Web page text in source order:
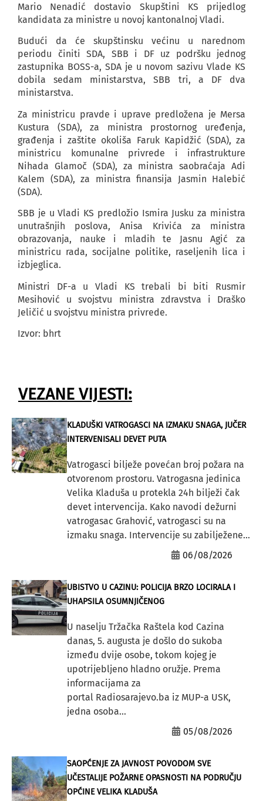
Mario Nenadić dostavio Skupštini KS prijedlog
kandidata za ministre u novoj kantonalnoj Vladi.
Budući da će skupštinsku većinu u narednom
periodu činiti SDA, SBB i DF uz podršku jednog
zastupnika BOSS-a, SDA je u novom sazivu Vlade KS
dobila sedam ministarstva, SBB tri, a DF dva
ministarstva.
Za ministricu pravde i uprave predložena je Mersa
Kustura (SDA), za ministra prostornog uređenja,
građenja i zaštite okoliša Faruk Kapidžić (SDA), za
ministricu komunalne privrede i infrastrukture
Nihada Glamoč (SDA), za ministra saobraćaja Adi
Kalem (SDA), za ministra finansija Jasmin Halebić
(SDA).
SBB je u Vladi KS predložio Ismira Jusku za ministra
unutrašnjih poslova, Anisa Krivića za ministra
obrazovanja, nauke i mladih te Jasnu Agić za
ministricu rada, socijalne politike, raseljenih lica i
izbjeglica.
Ministri DF-a u Vladi KS trebali bi biti Rusmir
Mesihović u svojstvu ministra zdravstva i Draško
Jeličić u svojstvu ministra privrede.
Izvor: bhrt
VEZANE VIJESTI:
KLADUŠKI VATROGASCI NA IZMAKU SNAGA, JUČER
INTERVENISALI DEVET PUTA
Vatrogasci bilježe povećan broj požara na
otvorenom prostoru. Vatrogasna jedinica
Velika Kladuša u protekla 24h bilježi čak
devet intervencija. Kako navodi dežurni
vatrogasac Grahović, vatrogasci su na
izmaku snaga. Intervencije su zabilježene...
06/08/2026
UBISTVO U CAZINU: POLICIJA BRZO LOCIRALA I
UHAPSILA OSUMNJIČENOG
U naselju Tržačka Raštela kod Cazina
danas, 5. augusta je došlo do sukoba
između dvije osobe, tokom kojeg je
upotrijebljeno hladno oružje. Prema
informacijama za
portal Radiosarajevo.ba iz MUP-a USK,
jedna osoba...
05/08/2026
SAOPĆENJE ZA JAVNOST POVODOM SVE
UČESTALIJE POŽARNE OPASNOSTI NA PODRUČJU
OPĆINE VELIKA KLADUŠA